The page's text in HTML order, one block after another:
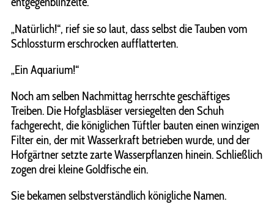
„Natürlich!“, rief sie so laut, dass selbst die Tauben vom
Schlossturm erschrocken aufflatterten.
„Ein Aquarium!“
Noch am selben Nachmittag herrschte geschäftiges
Treiben. Die Hofglasbläser versiegelten den Schuh
fachgerecht, die königlichen Tüftler bauten einen winzigen
Filter ein, der mit Wasserkraft betrieben wurde, und der
Hofgärtner setzte zarte Wasserpflanzen hinein. Schließlich
zogen drei kleine Goldfische ein.
Sie bekamen selbstverständlich königliche Namen.